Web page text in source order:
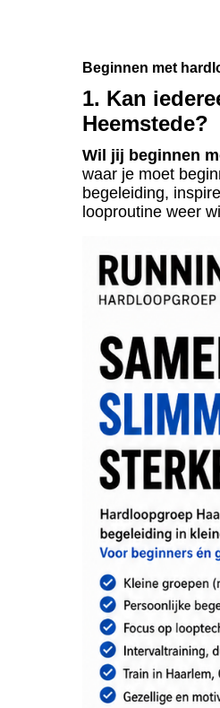
Beginnen met
1. Kan
Heemstede?
Wil jij beginnen
waar je moet
begeleiding,
looproutine weer